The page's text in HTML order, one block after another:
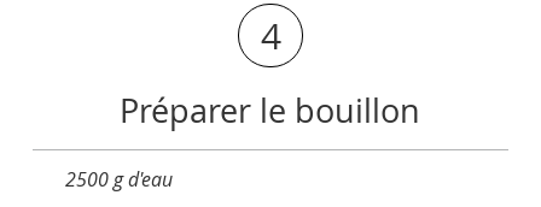
4
Préparer le bouillon
2500 g d'eau